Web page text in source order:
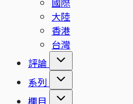
大陸
香港
台灣
評論
系列
欄目